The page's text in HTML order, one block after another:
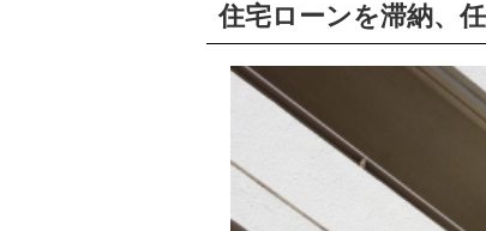
住宅ローンを滞納、